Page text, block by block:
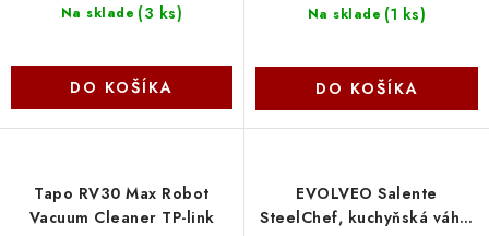
Na sklade (3 ks)
DO KOŠÍKA
Na sklade (1 ks)
DO KOŠÍKA
Tapo RV30 Max Robot
Vacuum Cleaner TP-link
EVOLVEO Salente
SteelChef, kuchyňská váha,